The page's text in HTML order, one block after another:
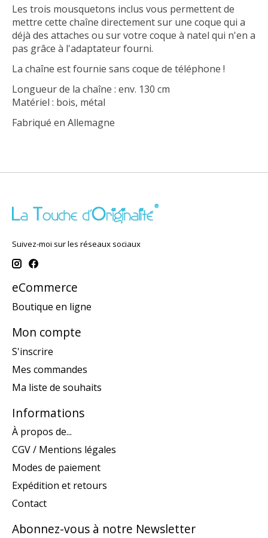
Les trois mousquetons inclus vous permettent de
mettre cette chaîne directement sur une coque qui a
déjà des attaches ou sur votre coque à natel qui n'en a
pas grâce à l'adaptateur fourni.
La chaîne est fournie sans coque de téléphone !
Longueur de la chaîne : env. 130 cm
Matériel : bois, métal
Fabriqué en Allemagne
Suivez-moi sur les réseaux sociaux
eCommerce
Boutique en ligne
Mon compte
S'inscrire
Mes commandes
Ma liste de souhaits
Informations
À propos de...
CGV / Mentions légales
Modes de paiement
Expédition et retours
Contact
Abonnez-vous à notre Newsletter